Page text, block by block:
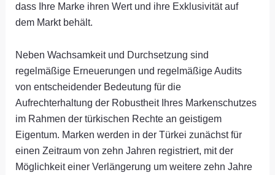
dass Ihre Marke ihren Wert und ihre Exklusivität auf
dem Markt behält.
Neben Wachsamkeit und Durchsetzung sind
regelmäßige Erneuerungen und regelmäßige Audits
von entscheidender Bedeutung für die
Aufrechterhaltung der Robustheit Ihres Markenschutzes
im Rahmen der türkischen Rechte an geistigem
Eigentum. Marken werden in der Türkei zunächst für
einen Zeitraum von zehn Jahren registriert, mit der
Möglichkeit einer Verlängerung um weitere zehn Jahre